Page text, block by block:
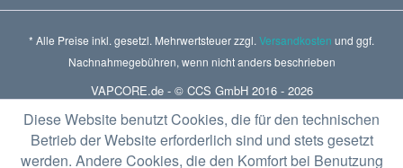
* Alle Preise inkl. gesetzl. Mehrwertsteuer zzgl. Versandkosten und ggf.
Nachnahmegebühren, wenn nicht anders beschrieben
VAPCORE.de - © CCS GmbH 2016 - 2026
Diese Website benutzt Cookies, die für den technischen
Betrieb der Website erforderlich sind und stets gesetzt
werden. Andere Cookies, die den Komfort bei Benutzung